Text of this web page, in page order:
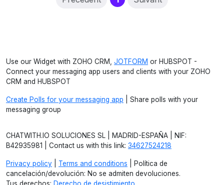
Use our Widget with ZOHO CRM, JOTFORM or HUBSPOT -
Connect your messaging app users and clients with your ZOHO
CRM and HUBSPOT
Create Polls for your messaging app | Share polls with your
messaging group
CHATWITH.IO SOLUCIONES SL | MADRID-ESPAÑA | NIF:
B42935981 | Contact us with this link: 34627524218
Privacy policy Terms and conditions | Política de
cancelación/devolución: No se admiten devoluciones.